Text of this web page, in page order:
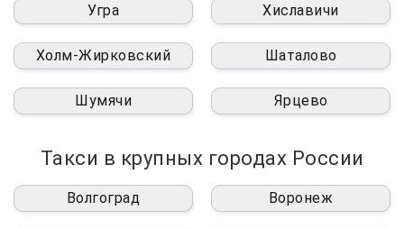
Угра Хиславичи
Холм-Жирковский Шаталово
Шумячи Ярцево
Такси в крупных городах России
Волгоград Воронеж